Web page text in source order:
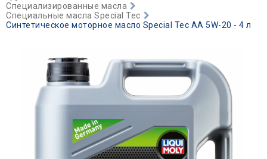
Специализированные масла
Специальные масла Special Tec
Синтетическое моторное масло Special Tec AA 5W-20 - 4 л